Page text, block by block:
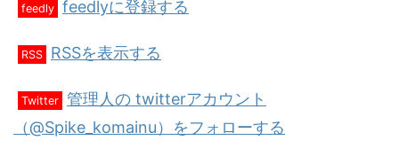
feedly feedlyに登録する
RSS RSSを表示する
Twitter 管理人の twitterアカウント
（@Spike_komainu）をフォローする